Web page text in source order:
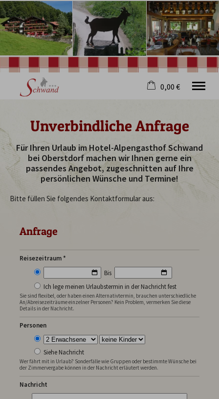
Willkommen
Hotel
Restaurant
Wellness
Oberstdorf
Service
Deutsch
Tel.08322 5081
0,00 €
Warenkorb ist leer
Unverbindliche Anfrage
Für Ihren Urlaub im Hotel-Alpengasthof Schwand
bei Oberstdorf machen wir Ihnen gerne ein
passendes Angebot, zugeschnitten auf Ihre
persönlichen Wünsche und Termine!
Bitte füllen Sie folgendes Kontaktformular aus:
Anfrage
Reisezeitraum *
Bis
Ich lege meinen Urlaubstermin in der Nachricht fest
Sie sind flexibel, oder haben einen Alternativtermin, brauchen unterschiedliche
An/Abreisezeiträume einzelner Personen? Kein Problem, vermerken Sie diese
Details in der Nachricht.
Personen
Siehe Nachricht
Wer fährt mit in Urlaub? Sonderfälle wie Gruppen oder bestimmte Wünsche bei
der Zimmervergabe können in der Nachricht erläutert werden.
Nachricht